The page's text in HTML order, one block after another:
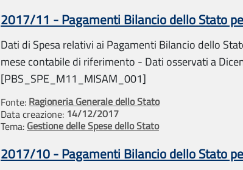
2017/11 - Pagamenti Bilancio dello Stato
Dati di Spesa relativi ai Pagamenti Bilancio dello
mese contabile di riferimento - Dati osservati a
[PBS_SPE_M11_MISAM_001]
Fonte: Ragioneria Generale dello Stato
Data creazione: 14/12/2017
Tema: Gestione delle Spese dello Stato
2017/10 - Pagamenti Bilancio dello Stato